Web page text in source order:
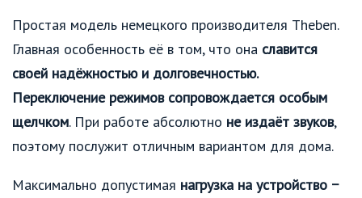
Простая модель немецкого производителя Theben.
Главная особенность её в том, что она славится
своей надёжностью и долговечностью.
Переключение режимов сопровождается особым
щелчком. При работе абсолютно не издаёт звуков,
поэтому послужит отличным вариантом для дома.
Максимально допустимая нагрузка на устройство −